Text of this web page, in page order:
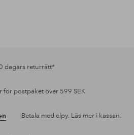
dagars returrätt*
för postpaket över 599 SEK
Betala med elpy. Läs mer i kassan.